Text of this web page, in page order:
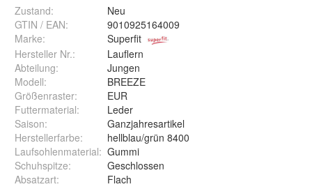
Zustand:
Neu
GTIN / EAN:
9010925164009
Marke:
Superfit
Hersteller Nr.:
Lauflern
Abteilung:
Jungen
Modell:
BREEZE
Größenraster:
EUR
Futtermaterial:
Leder
Saison:
Ganzjahresartikel
Herstellerfarbe:
hellblau/grün 8400
Laufsohlenmaterial: Gummi
Schuhspitze:
Geschlossen
Absatzart:
Flach